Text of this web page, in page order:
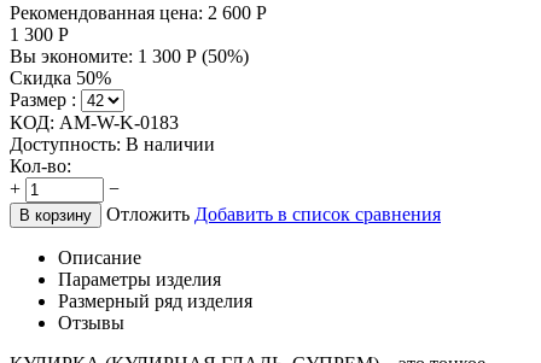
Рекомендованная цена: 2 600 Р
1 300 Р
Вы экономите: 1 300 Р (50%)
Скидка 50%
Размер :
КОД: AM-W-K-0183
Доступность: В наличии
Кол-во:
+
−
В корзину Отложить Добавить в список сравнения
Описание
Параметры изделия
Размерный ряд изделия
Отзывы